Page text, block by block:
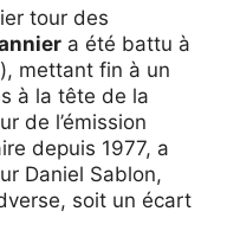
tour des
a été battu à
mettant fin à un
à la tête de la
de l’émission
depuis 1977, a
Daniel Sablon,
soit un écart